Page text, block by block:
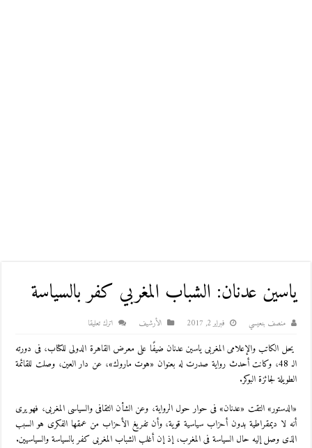
ياسين عدنان: الشباب المغربي كفر بالسياسة
منصف بنعيسي فبراير 2, 2017 اﻷرشيف اترك تعليقا
يحل الكاتب والإعلامى المغربى ياسين عدنان ضيفًا على معرض القاهرة الدولى للكتاب، فى دورته
الـ 48، وكانت أحدث رواية صدرت له بعنوان «هوت ماروك»، عن دار العين، وصلت للقائمة
الطويلة لجائزة البوكر.
«الدستور» التقت «عدنان» فى حوار حول الرواية، وعن الشأن الثقافى والسياسى المغربى، فهو يرى
أنه لا ديمقراطية بدون أحزاب سياسية قوية، وأن تفريغ الأحزاب من عمقها الفكرى هو السبب
الذى وصل إليه حال السياسة فى المغرب، إذ إن أغلب الشباب المغربى كفر بالسياسة والسياسيين.